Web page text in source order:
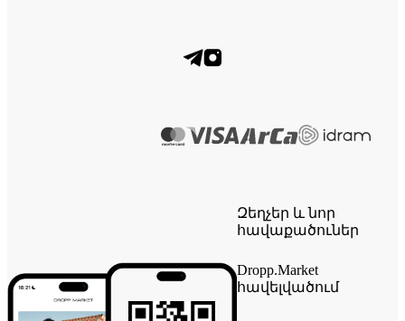
Զեղչեր և նոր
հավաքածուներ
Dropp.Market
հավելվածում